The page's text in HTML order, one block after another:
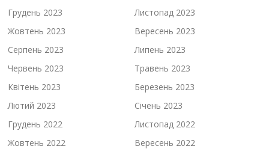
Грудень 2023
Листопад 2023
Жовтень 2023
Вересень 2023
Серпень 2023
Липень 2023
Червень 2023
Травень 2023
Квітень 2023
Березень 2023
Лютий 2023
Січень 2023
Грудень 2022
Листопад 2022
Жовтень 2022
Вересень 2022